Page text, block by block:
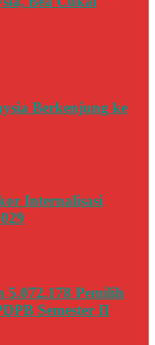
Berkenjung ke
Internalisasi
5.072.178 Pemilih
Semester II